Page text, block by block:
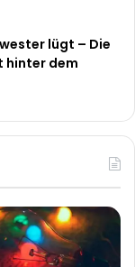
lügt – Die
hinter dem